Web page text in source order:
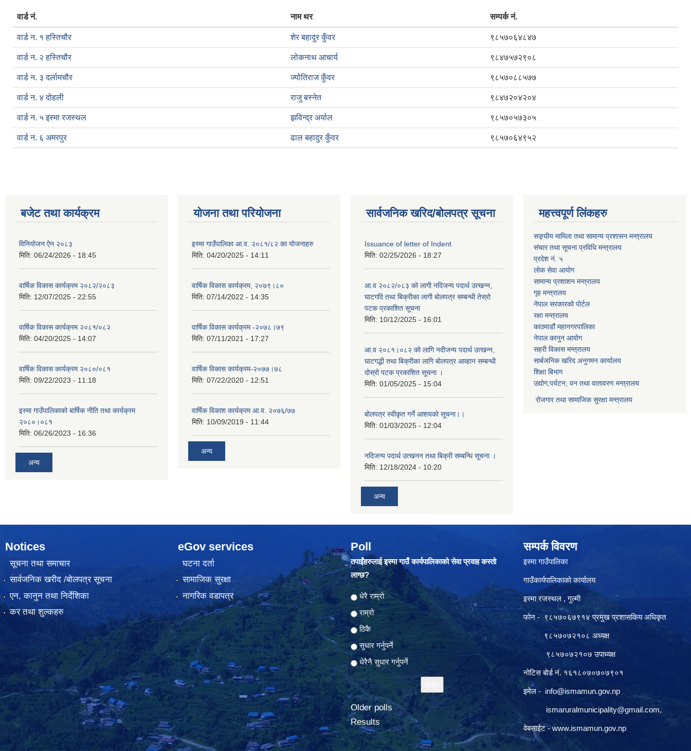
वार्ड नं. नाम थर सम्पर्क नं.
वार्ड न. १ हस्तिचौर शेर बहादुर कुँवर ९८५७०६४८४७
वार्ड न. २ हस्तिचौर लोकनाथ आचार्य ९८४७५७२९०८
वार्ड न. ३ दर्लामचौर ज्योतिराज कुँवर ९८५७०८८५७७
वार्ड न. ४ दोहली राजु बस्नेत ९८४७२०४२०४
वार्ड न. ५ इस्मा रजस्थल झविन्द्र अर्याल ९८५७०५७३०५
वार्ड न. ६ अमरपुर ढाल बहादुर कुँवर ९८५७०६४९५२
बजेट तथा कार्यक्रम
विनियोजन ऐन २०८३
मिति: 06/24/2026 - 18:45
वार्षिक विकास कार्यक्रम २०८२/२०८३
मिति: 12/07/2025 - 22:55
वार्षिक विकास कार्यक्रम २०८१/०८२
मिति: 04/20/2025 - 14:07
वार्षिक विकास कार्यक्रम २०८०/०८१
मिति: 09/22/2023 - 11:18
इस्मा गाउँपालिकाको बार्षिक नीति तथा कार्यक्रम
२०८०।०८१
मिति: 06/26/2023 - 16:36
अन्य
योजना तथा परियोजना
इस्मा गाउँपालिका आ.व. २०८१/८२ का योजनाहरु
मिति: 04/20/2025 - 14:11
वार्षिक विकास कार्यक्रम, २०७९।८०
मिति: 07/14/2022 - 14:35
वार्षिक विकास कार्यक्रम -२०७८।७९
मिति: 07/11/2021 - 17:27
वार्षिक विकास कार्यक्रम-२०७७।७८
मिति: 07/22/2020 - 12:51
वार्षिक विकाश कार्यक्रम आ.व. २०७६/७७
मिति: 10/09/2019 - 11:44
अन्य
सार्वजनिक खरिद/बोलपत्र सूचना
Issuance of letter of Indent
मिति: 02/25/2026 - 18:27
आ.व २०८२/०८३ को लागी नदिजन्य पदार्थ उत्खन्न,
घाटगदि तथा बिक्रीका लागी बोलपत्र सम्बन्धी तेस्रो
पटक प्रकाशित सूचना
मिति: 10/12/2025 - 16:01
आ.व २०८१।०८२ को लागि नदीजन्य पदार्थ उत्खन्न,
घाटगद्धी तथा बिक्रीका लागि बोलपत्र आव्हान सम्बन्धी
दोस्रो पटक प्रकाशित सूचना ।
मिति: 01/05/2025 - 15:04
बोलपत्र स्वीकृत गर्ने आशयको सूचना।।
मिति: 01/03/2025 - 12:04
नदिजन्य पदार्थ उत्खनन तथा बिक्री सम्बन्धि सूचना ।
मिति: 12/18/2024 - 10:20
अन्य
महत्त्वपूर्ण लिंकहरु
सङ्घीय मामिला तथा सामान्य प्रशासन मन्त्रालय
संचार तथा सूचना प्रविधि मन्त्रालय
प्रदेश नं. ५
लोक सेवा आयोग
सामान्य प्रशाशन मन्त्रालय
गृह मन्त्रालय
नेपाल सरकारको पोर्टल
रक्षा मन्त्रालय
काठमाडौं महानगरपालिका
नेपाल कानुन आयोग
सहरी विकास मन्त्रालय
सार्बजनिक खरिद अनुगमन कार्यालय
शिक्षा बिभाग
उद्योग,पर्यटन, वन तथा वातावरण मन्त्रालय
रोजगार तथा सामाजिक सुरक्षा मन्त्रालय
Notices
सूचना तथा समाचार
सार्वजनिक खरीद /बोलपत्र सूचना
एन, कानुन तथा निर्देशिका
कर तथा शुल्कहरु
eGov services
घटना दर्ता
सामाजिक सुरक्षा
नागरिक वडापत्र
Poll
तपाईंहरुलाई इस्मा गाउँ कार्यपालिकाको सेवा प्रवाह कस्तो
लाग्छ?
Choices
धेरै राम्रो
राम्रो
ठिकै
सुधार गर्नुपर्ने
धेरैनै सुधार गर्नुपर्ने
Older polls
Results
सम्पर्क विवरण
इस्मा गाउँपालिका
गाउँकार्यपालिकाको कार्यालय
इस्मा रजस्थल , गुल्मी
फोन - ९८५७०६७९१४ प्रमुख प्रशासकिय अधिकृत
९८५७०७२१०८ अध्यक्ष
९८५७०७२१०७ उपाध्यक्ष
नोटिस बोर्ड नं. १६१८०७०७०७९०१
इमेल - info@ismamun.gov.np
ismaruralmunicipality@gmail.com,
वेबसाईट -www.ismamun.gov.np